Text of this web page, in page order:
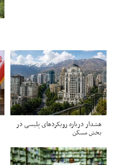
هشدار درباره رویکردهای پلیسی در
بخش مسکن